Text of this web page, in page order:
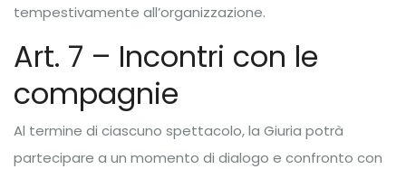
tempestivamente all’organizzazione.
Art. 7 – Incontri con le
compagnie
Al termine di ciascuno spettacolo, la Giuria potrà
partecipare a un momento di dialogo e confronto con